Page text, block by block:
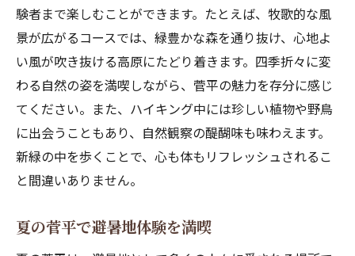
ハイキングの後に楽しむ温泉体験
菅平の野生動植物を観察する
菅平で滑走感抜群のスキー体験を満喫しよう
初めての方でも安心のスキー教室
スノーボードパークでの挑戦
家族で楽しむスノーアクティビティ
夜のナイタースキーの魅力
スキー後の温泉でリフレッシュ
験者まで楽しむことができます。たとえば、牧歌的な風
景が広がるコースでは、緑豊かな森を通り抜け、心地よ
い風が吹き抜ける高原にたどり着きます。四季折々に変
わる自然の姿を満喫しながら、菅平の魅力を存分に感じ
てください。また、ハイキング中には珍しい植物や野鳥
に出会うこともあり、自然観察の醍醐味も味わえます。
新緑の中を歩くことで、心も体もリフレッシュされるこ
と間違いありません。
夏の菅平で避暑地体験を満喫